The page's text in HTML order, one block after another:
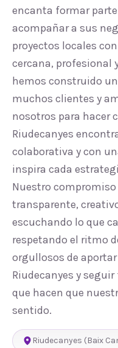
encanta formar
acompañar a sus
proyectos locales
cercana, profesional
hemos construido
muchos clientes y
nosotros para hacer
Riudecanyes
colaborativa y con
inspira cada
Nuestro
transparente,
escuchando lo que
respetando el ritmo
orgullosos de
Riudecanyes y
que hacen que
sentido.
Riudecanyes (Baix